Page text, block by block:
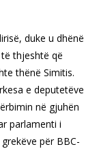
duke u dhënë
thjeshtë që
thënë Simitis.
e deputetëve
në gjuhën
parlamenti i
për BBC-